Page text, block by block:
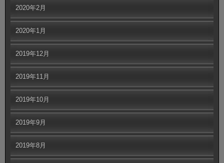
2020年2月
2020年1月
2019年12月
2019年11月
2019年10月
2019年9月
2019年8月